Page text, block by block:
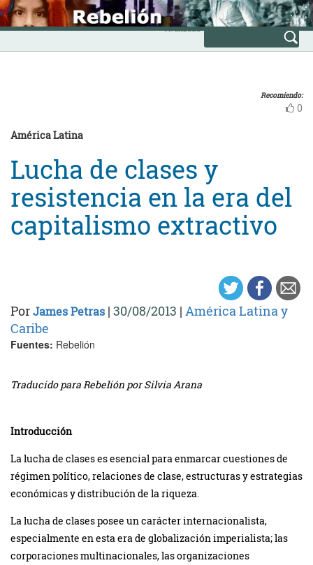
Skip
to
content
INICIO
Avanzada
Recomiendo:
0
América Latina
Lucha de clases y
resistencia en la era del
capitalismo extractivo
PorJames Petras | 30/08/2013 | América Latina y
Caribe
Fuentes: Rebelión
Traducido para Rebelión por Silvia Arana
Introducción
La lucha de clases es esencial para enmarcar cuestiones de
régimen político, relaciones de clase, estructuras y estrategias
económicas y distribución de la riqueza.
La lucha de clases posee un carácter internacionalista,
especialmente en esta era de globalización imperialista; las
corporaciones multinacionales, las organizaciones